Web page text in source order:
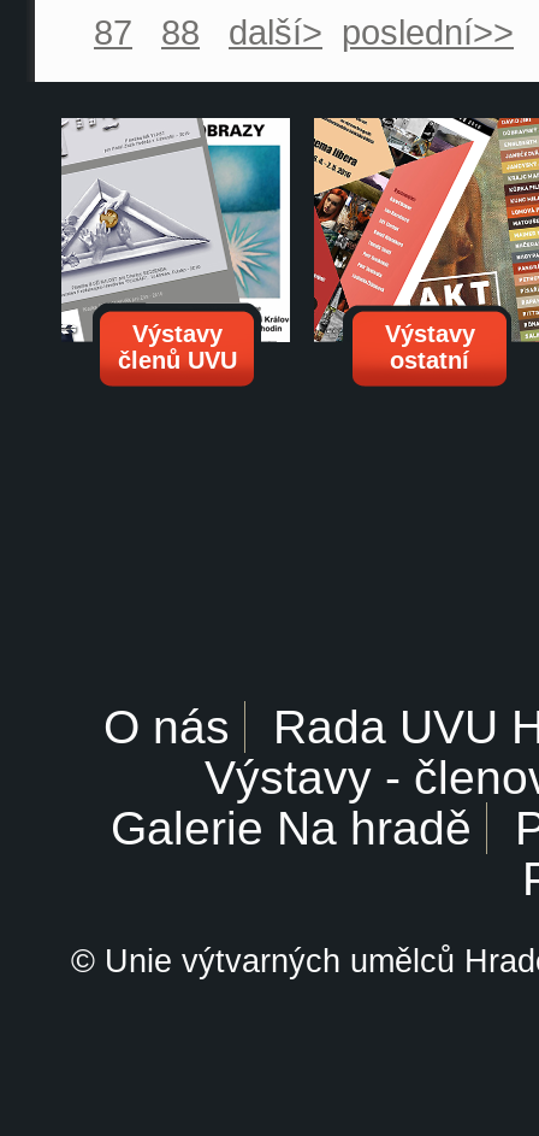
87
88 další> poslední>>
Výstavy
členů UVU
Výstavy
ostatní
O nás
Rada UVU
Výstavy -
Galerie Na hradě
© Unie výtvarných umělců